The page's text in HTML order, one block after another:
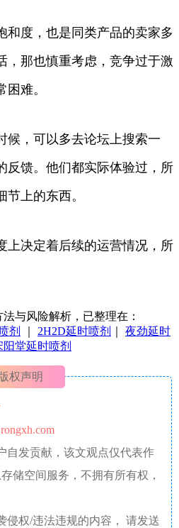
和度，也是同类产品的卖家多
，那也慎重考虑，竞争过于激
难。
候，可以多去论坛上搜索一
反馈。他们都实际体验过，所
节上的东西。
上决定着后续的运营情况，所
与风险解析，已整理在：
剂 2H2D延时喷剂
夜劲延时
阳堂延时喷剂
权声明
自发贡献，该文观点仅代表作
储空间服务，不拥有所有权，
侵权/违法违规的内容， 请发送